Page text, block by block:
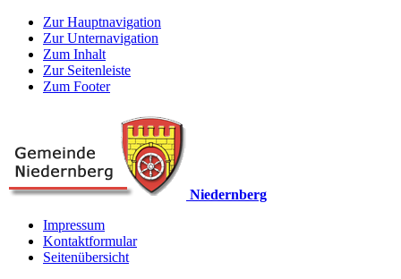
Zur Hauptnavigation
Zur Unternavigation
Zum Inhalt
Zur Seitenleiste
Zum Footer
Niedernberg
Impressum
Kontaktformular
Seitenübersicht